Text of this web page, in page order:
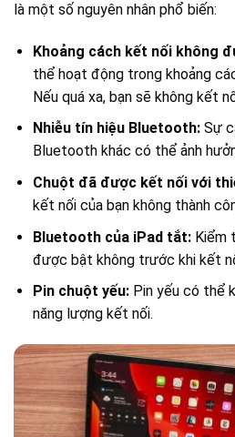
là một số nguyên nhân phổ biến:
Khoảng cách kết nối không
thể hoạt động trong khoảng
Nếu quá xa, bạn sẽ không kết
Nhiễu tín hiệu Bluetooth:Sự
Bluetooth khác có thể ảnh
Chuột đã được kết nối với
kết nối của bạn không thành
Bluetooth của iPad tắt:Kiểm
được bật không trước khi kết
Pin chuột yếu:Pin yếu có thể
năng lượng kết nối.